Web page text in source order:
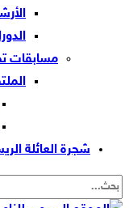
مسابقات
شجرة العائلة